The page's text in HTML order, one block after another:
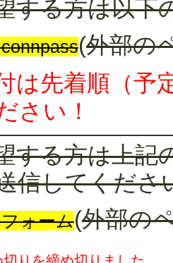
する方は以下
(外部の
は先着順（予
さい！
する方は上記
信してくださ
ォーム(外部の